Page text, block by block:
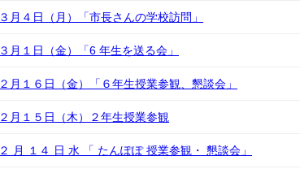
３月４日（月）「市長さんの学校訪問」
３月１日（金）「6 年生を送る会」
２月１６日（金）「６年生授業参観、懇談会」
２月１５日（木）２年生授業参観
２ 月 １４ 日 水 「 たんぽぽ 授業参観・ 懇談会」